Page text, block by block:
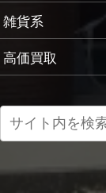
雑貨系
高価買取